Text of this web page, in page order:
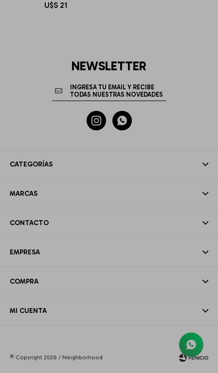
U$S 21
CATEGORÍAS
MARCAS
CONTACTO
EMPRESA
COMPRA
MI CUENTA
NEWSLETTER
 
© Copyright 2026 / Neighborhood